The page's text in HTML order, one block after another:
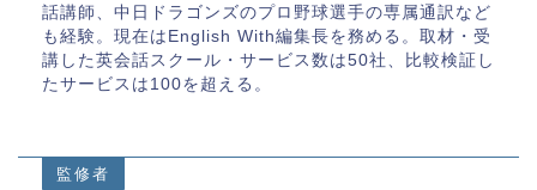
話講師、中日ドラゴンズのプロ野球選手の専属通訳など
も経験。現在はEnglish With編集長を務める。取材・受
講した英会話スクール・サービス数は50社、比較検証し
たサービスは100を超える。
監修者